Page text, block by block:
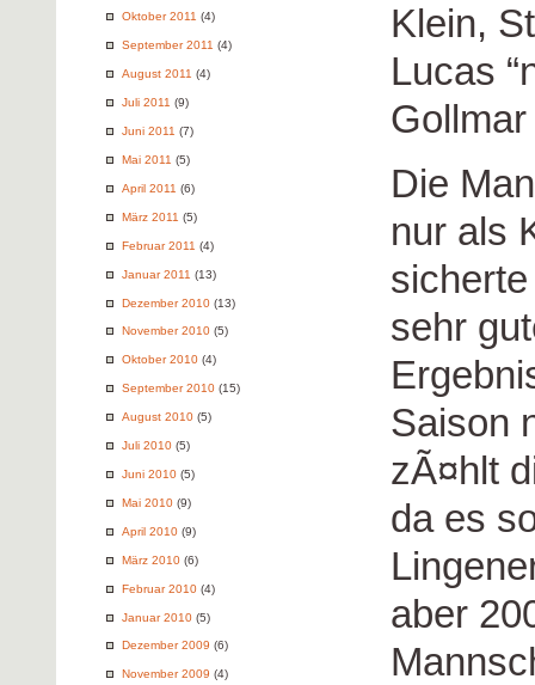
Oktober 2011 (4)
September 2011 (4)
August 2011 (4)
Juli 2011 (9)
Juni 2011 (7)
Mai 2011 (5)
April 2011 (6)
März 2011 (5)
Februar 2011 (4)
Januar 2011 (13)
Dezember 2010 (13)
November 2010 (5)
Oktober 2010 (4)
September 2010 (15)
August 2010 (5)
Juli 2010 (5)
Juni 2010 (5)
Mai 2010 (9)
April 2010 (9)
März 2010 (6)
Februar 2010 (4)
Januar 2010 (5)
Dezember 2009 (6)
November 2009 (4)
Klein,
Lucas
Die
nur als
sehr
Saison
zÃ¤hlt
da es
aber